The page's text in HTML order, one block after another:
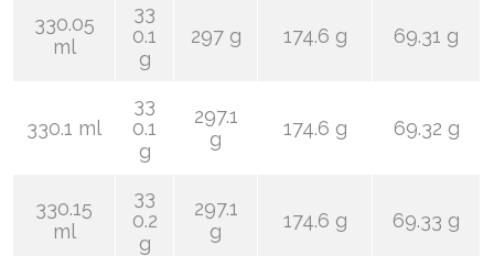
330.05
ml
33
0.1
g
297 g 174.6 g 69.31 g
330.1 ml
33
0.1
g
297.1
g
174.6 g 69.32 g
330.15
ml
33
0.2
g
297.1
g
174.6 g 69.33 g